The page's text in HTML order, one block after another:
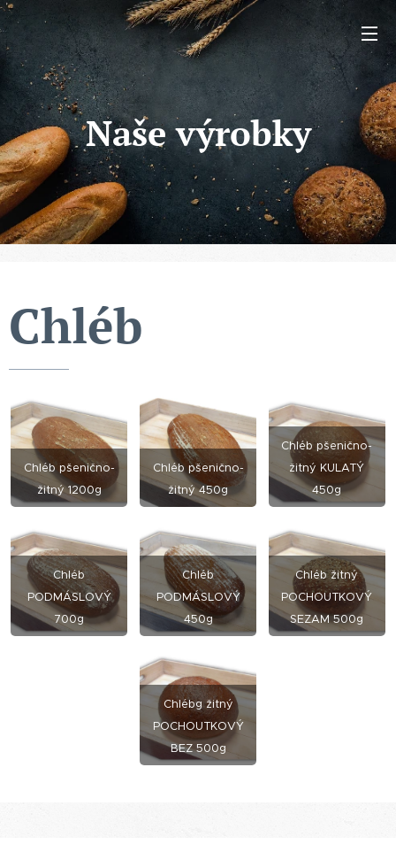
Naše výrobky
Chléb
Chléb pšenično-
žitný 1200g
Chléb pšenično-
žitný 450g
Chléb pšenično-
žitný KULATÝ
450g
Chléb
PODMÁSLOVÝ
700g
Chléb
PODMÁSLOVÝ
450g
Chléb žitný
POCHOUTKOVÝ
SEZAM 500g
Chlébg žitný
POCHOUTKOVÝ
BEZ 500g